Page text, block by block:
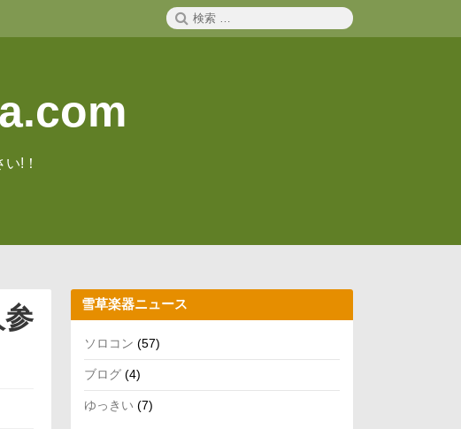
検
索:
!！
雪草楽器ニュース
ソロコン (57)
ブログ (4)
ゆっきい (7)